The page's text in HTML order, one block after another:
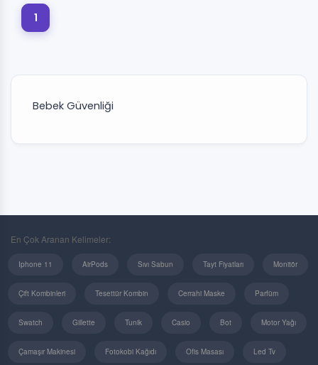
1
Bebek Güvenliği
En Çok Aranan Kelimeler:
Iphone 11 AirPods Sıvı Sabun Tayt Fiyatları Monitör
Çift Kombinleri Tesettür Kombin Cerrahi Maske Parfüm
Swatch Gillette Tunik Casio Bot Motor Yağı
Çamaşır Makinesi Fotokobi Kağıdı Ofis Masası Led Tv